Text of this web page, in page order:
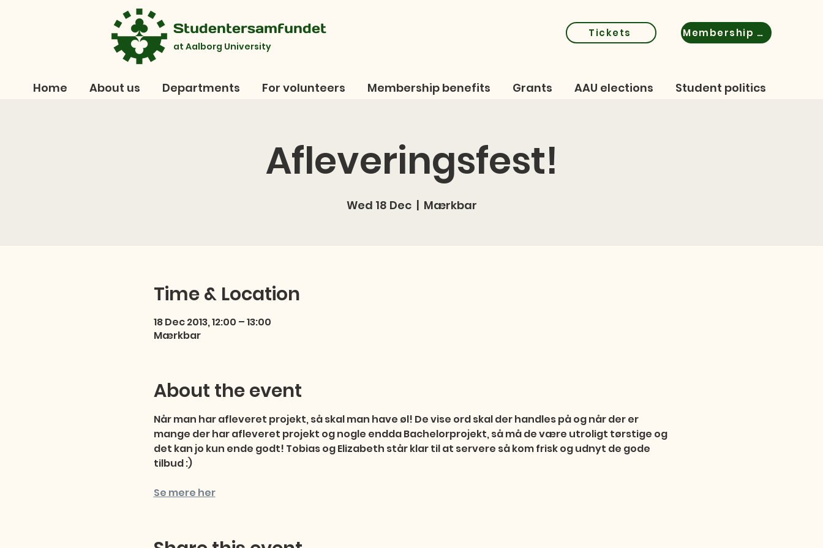
Studentersamfundet
at Aalborg University
Tickets Membership certificate
Home About us Departments For volunteers Membership benefits Grants AAU elections Student politics
Afleveringsfest!
Wed 18 Dec
  |
Mærkbar
Time & Location
18 Dec 2013, 12:00 – 13:00
Mærkbar
About the event
Når man har afleveret projekt, så skal man have øl! De vise ord skal der handles på og når der er
mange der har afleveret projekt og nogle endda Bachelorprojekt, så må de være utroligt tørstige og
det kan jo kun ende godt! Tobias og Elizabeth står klar til at servere så kom frisk og udnyt de gode
tilbud :)
Se mere her